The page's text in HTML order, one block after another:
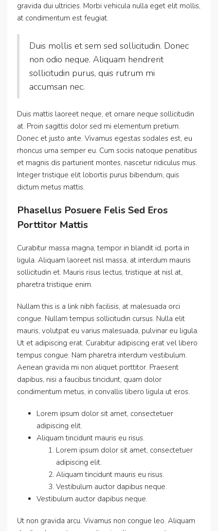
gravida dui ultricies. Morbi vehicula nulla eget elit mollis,
at condimentum est feugiat.
Duis mollis et sem sed sollicitudin. Donec
non odio neque. Aliquam hendrerit
sollicitudin purus, quis rutrum mi
accumsan nec.
Duis mattis laoreet neque, et ornare neque sollicitudin
at. Proin sagittis dolor sed mi elementum pretium.
Donec et justo ante. Vivamus egestas sodales est, eu
rhoncus urna semper eu. Cum sociis natoque penatibus
et magnis dis parturient montes, nascetur ridiculus mus.
Integer tristique elit lobortis purus bibendum, quis
dictum metus mattis.
Phasellus Posuere Felis Sed Eros
Porttitor Mattis
Curabitur massa magna, tempor in blandit id, porta in
ligula. Aliquam laoreet nisl massa, at interdum mauris
sollicitudin et. Mauris risus lectus, tristique at nisl at,
pharetra tristique enim.
Nullam this is a link nibh facilisis, at malesuada orci
congue. Nullam tempus sollicitudin cursus. Nulla elit
mauris, volutpat eu varius malesuada, pulvinar eu ligula.
Ut et adipiscing erat. Curabitur adipiscing erat vel libero
tempus congue. Nam pharetra interdum vestibulum.
Aenean gravida mi non aliquet porttitor. Praesent
dapibus, nisi a faucibus tincidunt, quam dolor
condimentum metus, in convallis libero ligula ut eros.
Lorem ipsum dolor sit amet, consectetuer
adipiscing elit.
Aliquam tincidunt mauris eu risus.
Lorem ipsum dolor sit amet, consectetuer
adipiscing elit.
Aliquam tincidunt mauris eu risus.
Vestibulum auctor dapibus neque.
Vestibulum auctor dapibus neque.
Ut non gravida arcu. Vivamus non congue leo. Aliquam